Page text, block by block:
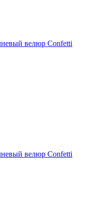
велюр Confetti
велюр Confetti